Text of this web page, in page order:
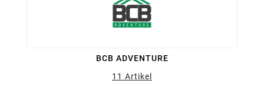
BCB ADVENTURE
11 Artikel